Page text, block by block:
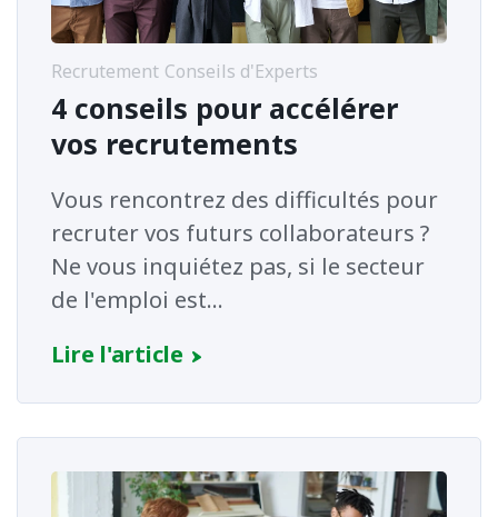
Recrutement Conseils d'Experts
4 conseils pour accélérer
vos recrutements
Vous rencontrez des difficultés pour
recruter vos futurs collaborateurs ?
Ne vous inquiétez pas, si le secteur
de l'emploi est...
Lire l'article